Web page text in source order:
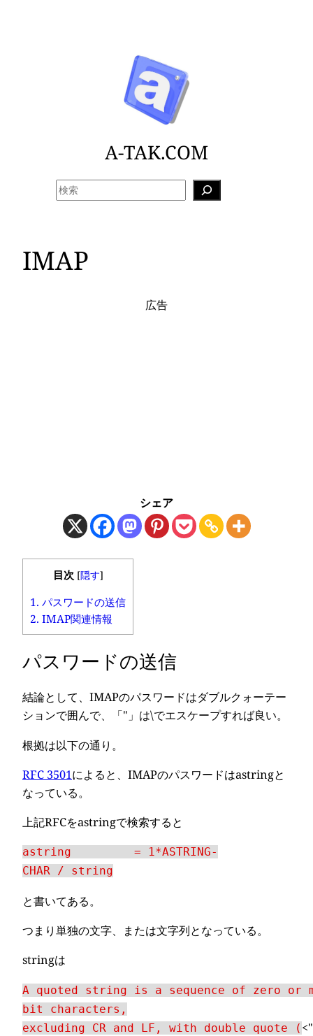
A-TAK.COM
IMAP
広告
シェア
目次 [隠す]
1. パスワードの送信
2. IMAP関連情報
パスワードの送信
結論として、IMAPのパスワードはダブルクォーテー
ションで囲んで、「"」は\でエスケープすれば良い。
根拠は以下の通り。
RFC 3501によると、IMAPのパスワードはastringと
なっている。
上記RFCをastringで検索すると
astring = 1*ASTRING-
CHAR / string
と書いてある。
つまり単独の文字、または文字列となっている。
stringは
A quoted string is a sequence of zero or
bit characters,
excluding CR and LF, with double quote (